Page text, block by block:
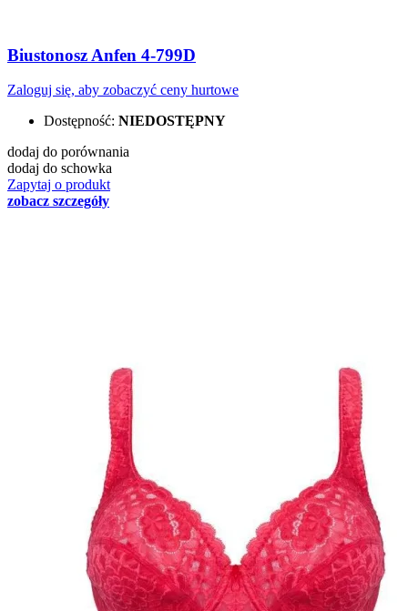
Biustonosz Anfen 4-799D
Zaloguj się, aby zobaczyć ceny hurtowe
Dostępność: NIEDOSTĘPNY
dodaj do porównania
dodaj do schowka
Zapytaj o produkt
zobacz szczegóły